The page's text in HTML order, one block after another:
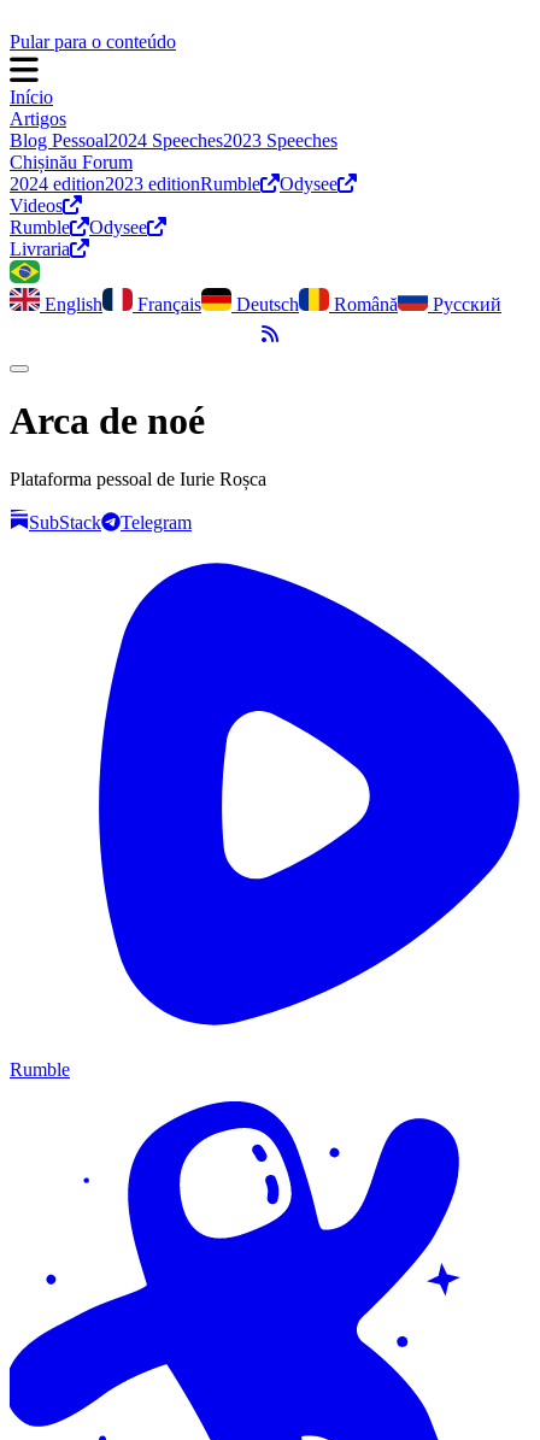
Pular para o conteúdo
Início
Artigos
Blog Pessoal2024 Speeches2023 Speeches
Chișinău Forum
2024 edition2023 editionRumble
Odysee
Videos
Rumble
Odysee
Livraria
English Français Deutsch Română
Русский
Feed RSS
Alternar modo escuro
Arca de noé
Plataforma pessoal de Iurie Roșca
SubStack Telegram
Rumble